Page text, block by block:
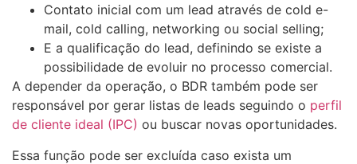
Contato inicial com um lead através de cold e-
mail, cold calling, networking ou social selling;
E a qualificação do lead, definindo se existe a
possibilidade de evoluir no processo comercial.
A depender da operação, o BDR também pode ser
responsável por gerar listas de leads seguindo o perfil
de cliente ideal (IPC) ou buscar novas oportunidades.
Essa função pode ser excluída caso exista um